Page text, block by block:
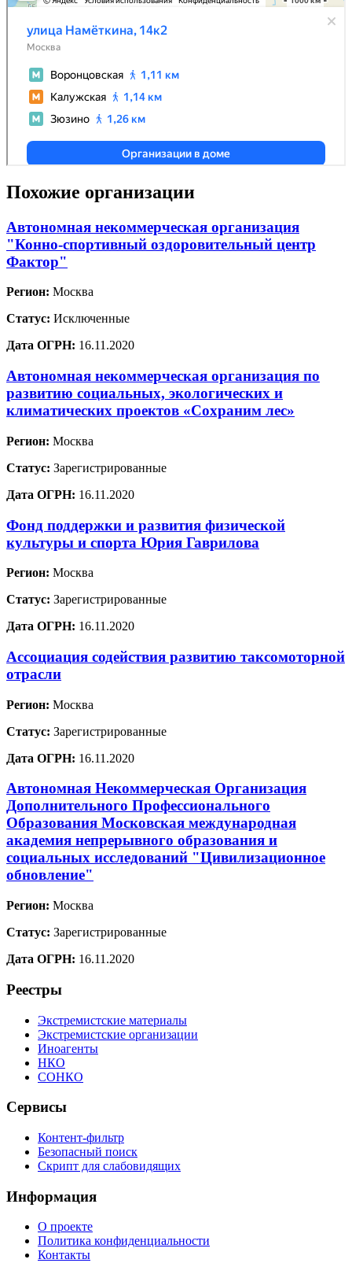
Похожие организации
Автономная некоммерческая организация
"Конно-спортивный оздоровительный центр
Фактор"
Регион: Москва
Статус: Исключенные
Дата ОГРН: 16.11.2020
Автономная некоммерческая организация по
развитию социальных, экологических и
климатических проектов «Сохраним лес»
Регион: Москва
Статус: Зарегистрированные
Дата ОГРН: 16.11.2020
Фонд поддержки и развития физической
культуры и спорта Юрия Гаврилова
Регион: Москва
Статус: Зарегистрированные
Дата ОГРН: 16.11.2020
Ассоциация содействия развитию таксомоторной
отрасли
Регион: Москва
Статус: Зарегистрированные
Дата ОГРН: 16.11.2020
Автономная Некоммерческая Организация
Дополнительного Профессионального
Образования Московская международная
академия непрерывного образования и
социальных исследований "Цивилизационное
обновление"
Регион: Москва
Статус: Зарегистрированные
Дата ОГРН: 16.11.2020
Реестры
Экстремистские материалы
Экстремистские организации
Иноагенты
НКО
СОНКО
Сервисы
Контент-фильтр
Безопасный поиск
Скрипт для слабовидящих
Информация
О проекте
Политика конфиденциальности
Контакты